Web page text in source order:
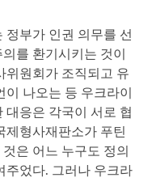
정부가 인권 의무를 선
를 환기시키는 것이
위원회가 조직되고 유
나오는 등 우크라이
대응은 각국이 서로 협
제형사재판소가 푸틴
은 어느 누구도 정의
주었다. 그러나 우크라